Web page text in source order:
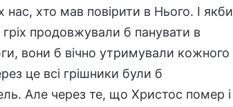
нас, хто мав повірити в Нього. І якби
продовжували б панувати в
вони б вічно утримували кожного
це всі грішники були б
Але через те, що Христос помер і